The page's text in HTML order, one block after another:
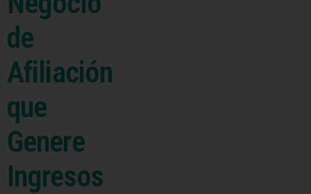
de
Afiliación
que
Genere
Ingresos